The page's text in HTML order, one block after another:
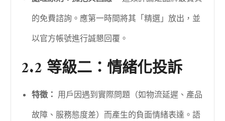
的免費諮詢。應第一時間將其「精選」放出，並
以官方帳號進行誠懇回覆。
2.2 等級二：情緒化投訴
特徵： 用戶因遇到實際問題（如物流延遲、產品
故障、服務態度差）而產生的負面情緒表達。語